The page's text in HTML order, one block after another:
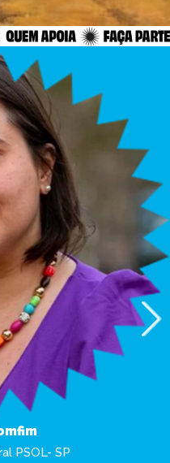
PSOL- SP